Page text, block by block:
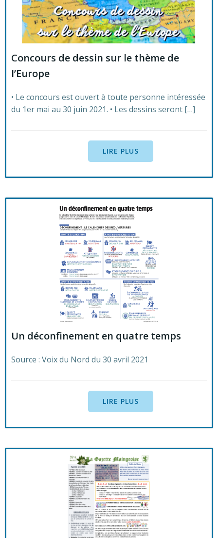
Concours de dessin sur le thème de
l’Europe
• Le concours est ouvert à toute personne intéressée
du 1er mai au 30 juin 2021. • Les dessins seront […]
LIRE PLUS
Un déconfinement en quatre temps
Source : Voix du Nord du 30 avril 2021
LIRE PLUS